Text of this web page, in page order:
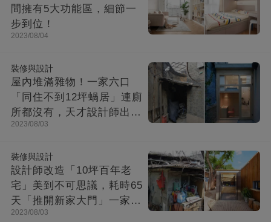
間擁有5大功能區，細節一
步到位！
2023/08/04
裝修與設計
屋內堆滿雜物！一家六口
「同住不到12坪蝸居」連廁
所都沒有，天才設計師出馬
「打造功能齊全迷你房」成
2023/08/03
裝修與設計
設計師改造「10坪百年老
宅」美到不可思議，耗時65
天「推開新家大門」一家8
口哭了
2023/08/03